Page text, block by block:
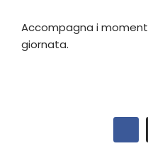
Accompagna i
giornata.